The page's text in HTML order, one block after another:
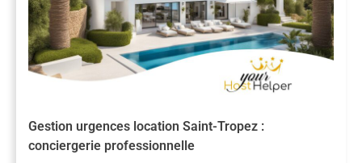
Gestion urgences location Saint-Tropez :
conciergerie professionnelle